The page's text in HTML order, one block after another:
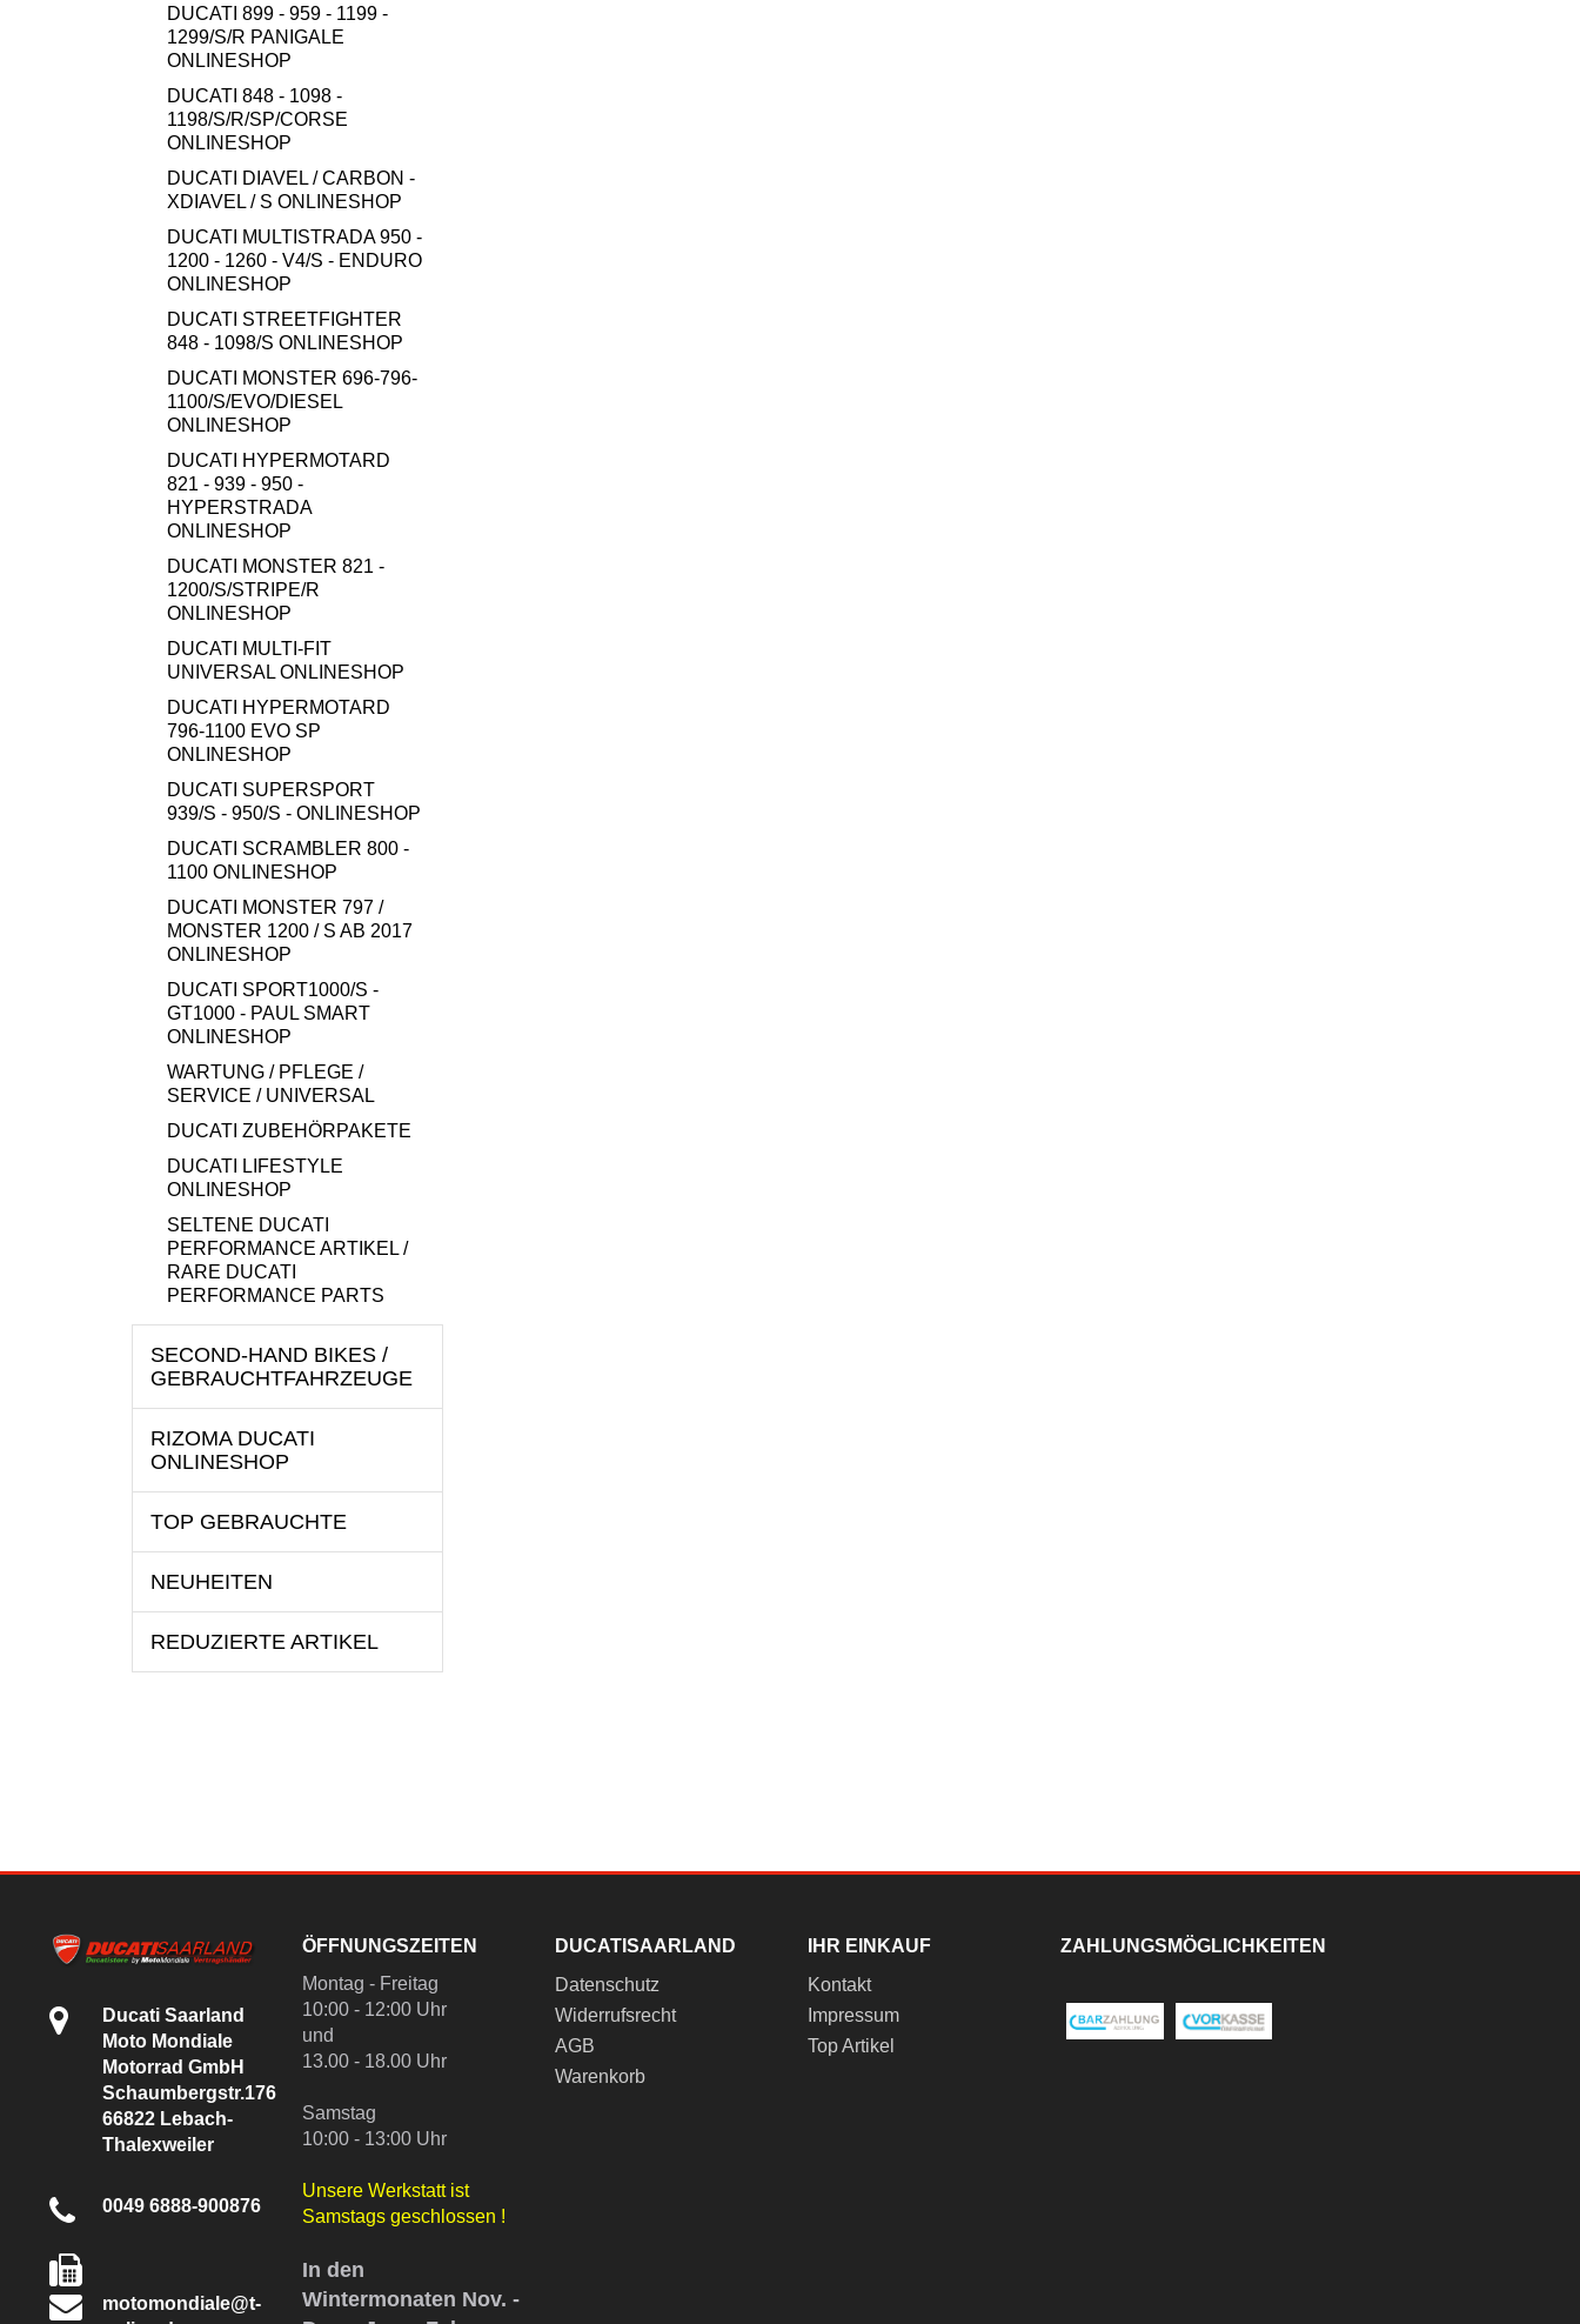
DUCATI 899 - 959 - 1199 -
1299/S/R PANIGALE
ONLINESHOP
DUCATI 848 - 1098 -
1198/S/R/SP/CORSE
ONLINESHOP
DUCATI DIAVEL / CARBON -
XDIAVEL / S ONLINESHOP
DUCATI MULTISTRADA 950 -
1200 - 1260 - V4/S - ENDURO
ONLINESHOP
DUCATI STREETFIGHTER
848 - 1098/S ONLINESHOP
DUCATI MONSTER 696-796-
1100/S/EVO/DIESEL
ONLINESHOP
DUCATI HYPERMOTARD
821 - 939 - 950 -
HYPERSTRADA
ONLINESHOP
DUCATI MONSTER 821 -
1200/S/STRIPE/R
ONLINESHOP
DUCATI MULTI-FIT
UNIVERSAL ONLINESHOP
DUCATI HYPERMOTARD
796-1100 EVO SP
ONLINESHOP
DUCATI SUPERSPORT
939/S - 950/S - ONLINESHOP
DUCATI SCRAMBLER 800 -
1100 ONLINESHOP
DUCATI MONSTER 797 /
MONSTER 1200 / S AB 2017
ONLINESHOP
DUCATI SPORT1000/S -
GT1000 - PAUL SMART
ONLINESHOP
WARTUNG / PFLEGE /
SERVICE / UNIVERSAL
DUCATI ZUBEHÖRPAKETE
DUCATI LIFESTYLE
ONLINESHOP
SELTENE DUCATI
PERFORMANCE ARTIKEL /
RARE DUCATI
PERFORMANCE PARTS
SECOND-HAND BIKES /
GEBRAUCHTFAHRZEUGE
RIZOMA DUCATI
ONLINESHOP
TOP GEBRAUCHTE
NEUHEITEN
REDUZIERTE ARTIKEL
Ducati Saarland
Moto Mondiale
Motorrad GmbH
Schaumbergstr.176
66822 Lebach-
Thalexweiler
0049 6888-900876
motomondiale@t-
ÖFFNUNGSZEITEN
Montag - Freitag
10:00 - 12:00 Uhr
und
13.00 - 18.00 Uhr
Samstag
10:00 - 13:00 Uhr
Unsere Werkstatt ist
Samstags geschlossen !
In den
Wintermonaten Nov. -
DUCATISAARLAND
Datenschutz
Widerrufsrecht
AGB
Warenkorb
IHR EINKAUF
Kontakt
Impressum
Top Artikel
ZAHLUNGSMÖGLICHKEITEN